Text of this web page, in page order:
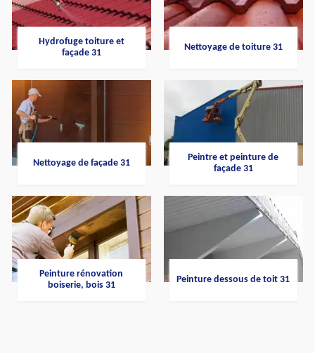
Hydrofuge toiture et
façade 31
Nettoyage de toiture 31
Nettoyage de façade 31
Peintre et peinture de
façade 31
Peinture rénovation
boiserie, bois 31
Peinture dessous de toit 31